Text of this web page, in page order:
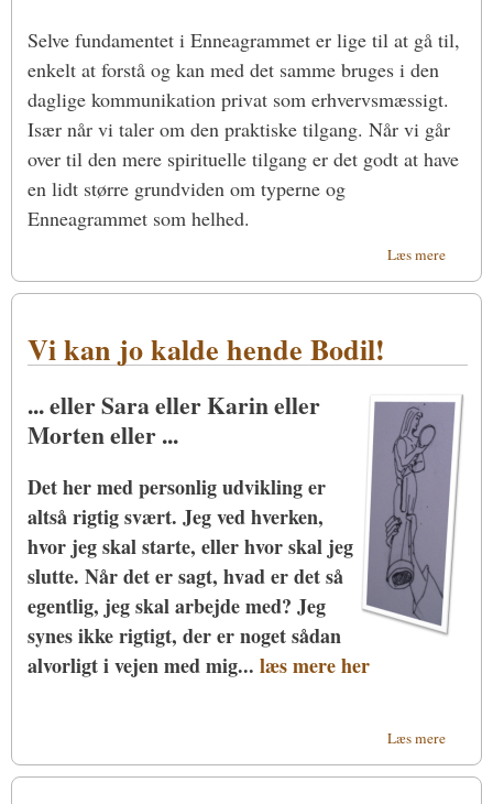
Selve fundamentet i Enneagrammet er lige til at gå til,
enkelt at forstå og kan med det samme bruges i den
daglige kommunikation privat som erhvervsmæssigt.
Især når vi taler om den praktiske tilgang. Når vi går
over til den mere spirituelle tilgang er det godt at have
en lidt større grundviden om typerne og
Enneagrammet som helhed.
Læs mereom
The 9
andre
Vi kan jo kalde hende Bodil!
... eller Sara eller Karin eller
Morten eller ...
Det her med personlig udvikling er
altså rigtig svært. Jeg ved hverken,
hvor jeg skal starte, eller hvor skal jeg
slutte. Når det er sagt, hvad er det så
egentlig, jeg skal arbejde med? Jeg
synes ikke rigtigt, der er noget sådan
alvorligt i vejen med mig... læs mere her
Læs mereom Vi
kan jo
kalde